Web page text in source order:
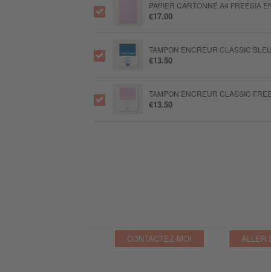
PAPIER CARTONNÉ A4 FREESIA
€17.00
TAMPON ENCREUR CLASSIC
€13.50
TAMPON ENCREUR CLASSIC
€13.50
CONTACTEZ-MOI ALLER